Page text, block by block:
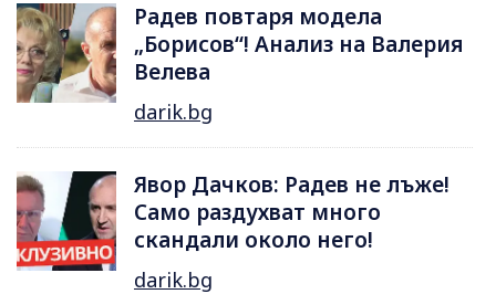
Радев повтаря модела
„Борисов“! Анализ на Валерия
Велева
darik.bg
Явор Дачков: Радев не лъже!
Само раздухват много
скандали около него!
darik.bg